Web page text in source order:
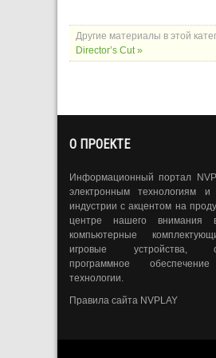
Другие материалы в этой
Director’s Cut »
О ПРОЕКТЕ
Информационный портал
электронным технологиям и
индустрии с акцентом на
центре нашего внимания
компьютерные
игровые устройства,
программное
технологии.
Правила сайта NVPLAY